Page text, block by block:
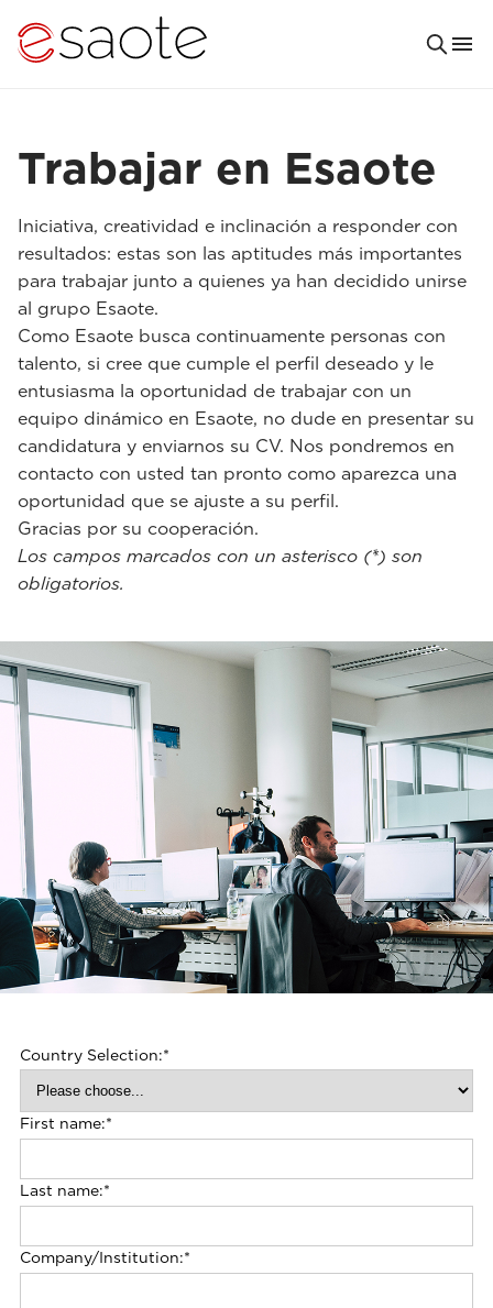
Trabajar en Esaote
Iniciativa, creatividad e inclinación a responder con
resultados: estas son las aptitudes más importantes
para trabajar junto a quienes ya han decidido unirse
al grupo Esaote.
Como Esaote busca continuamente personas con
talento, si cree que cumple el perfil deseado y le
entusiasma la oportunidad de trabajar con un
equipo dinámico en Esaote, no dude en presentar su
candidatura y enviarnos su CV. Nos pondremos en
contacto con usted tan pronto como aparezca una
oportunidad que se ajuste a su perfil.
Gracias por su cooperación.
Los campos marcados con un asterisco (*) son
obligatorios.
Country Selection:*
First name:*
Last name:*
Company/Institution:*